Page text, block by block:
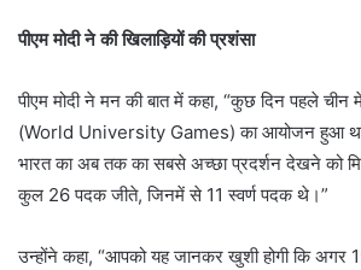
पीएम मोदी ने की खिलाड़ियों की प्रशंसा
पीएम मोदी ने मन की बात में कहा, “कुछ दिन पहले चीन में
(World University Games) का आयोजन हुआ
भारत का अब तक का सबसे अच्छा प्रदर्शन देखने को
कुल 26 पदक जीते, जिनमें से 11 स्वर्ण पदक थे।”
उन्होंने कहा, “आपको यह जानकर खुशी होगी कि